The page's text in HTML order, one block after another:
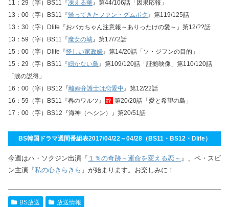
11：29（字）BS11『凍える華』第44/106話「因果応報」
13：00（字）BS11『帰ってきたファン・グムボク 』第119/125話
13：30（字）Dlife『おバカちゃん注意報～ありったけの愛～』第12/??話
13：59（字）BS11『魔女の城』第17/72話
15：00（字）Dlife『怪しい家政婦』第14/20話「ソ・ジフンの目的」
15：29（字）BS11『鳴かない鳥』第109/120話「証拠映像」第110/120話
「涙の説得」
16：00（字）BS12『離婚弁護士は恋愛中』第12/22話
16：59（字）BS11『春のワルツ』
終 第20/20話「愛と希望の島」
17：00（字）BS12『海神（ヘシン）』第20/51話
BS韓国ドラマ週間番組表2017/04/22～04/28（BS11・BS12・Dlife）
今週はハ・ソクジン出演『 １％の奇跡～運命を変える恋～ 』、ペ・スビ
ン主演『私の心きらきら 』が始まります。お楽しみに！
BS放送 放送情報